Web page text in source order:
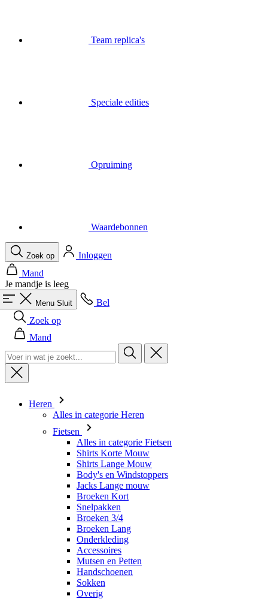
Team replica's
Speciale edities
Opruiming
Waardebonnen
Zoek op
Inloggen
Mand
Je mandje is leeg
Menu Sluit
Bel
Zoek op
Mand
Heren
Alles in categorie Heren
Fietsen
Alles in categorie Fietsen
Shirts Korte Mouw
Shirts Lange Mouw
Body's en Windstoppers
Jacks Lange mouw
Broeken Kort
Snelpakken
Broeken 3/4
Broeken Lang
Onderkleding
Accessoires
Mutsen en Petten
Handschoenen
Sokken
Overig